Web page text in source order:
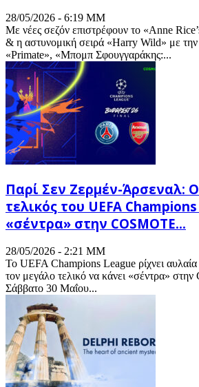
28/05/2026 - 6:19 ΜΜ
Με νέες σεζόν επιστρέφουν το «Anne
& η αστυνομική σειρά «Harry Wild» με την
«Primate», «Μπομπ Σφουγγαράκης:...
Παρί Σεν Ζερμέν-Άρσεναλ:
τελικός του UEFA
«σέντρα» στην COSMOTE...
28/05/2026 - 2:21 ΜΜ
Το UEFA Champions League ρίχνει αυλαία
τον μεγάλο τελικό να κάνει «σέντρα»
Σάββατο 30 Μαΐου...